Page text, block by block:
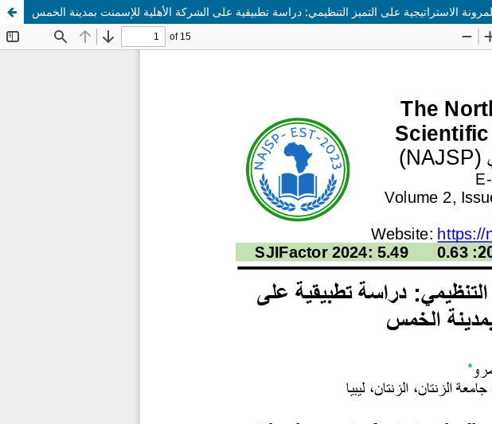
المرونة الاستراتيجية على التميز التنظيمي: دراسة تطبيقية على الشركة الأهلية للإسمنت بمدينة الخمس